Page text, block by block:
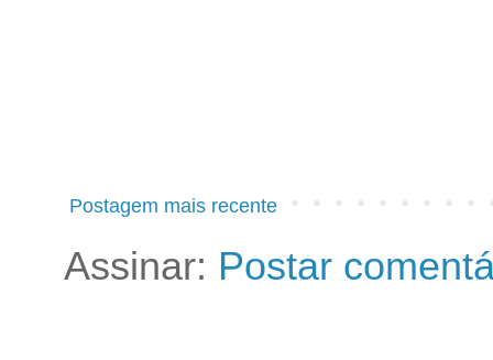
Postagem mais recente
Assinar: Postar